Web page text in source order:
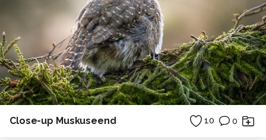
Close-up Muskuseend 10 0